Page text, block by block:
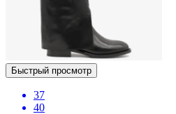
Быстрый просмотр
37
40